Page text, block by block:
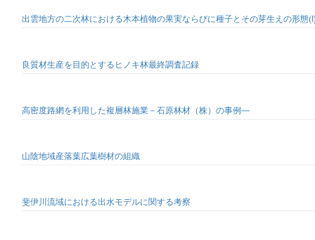
出雲地方の二次林における木本植物の果実ならびに種子とその芽生えの形態
良質材生産を目的とするヒノキ林最終調査記録
高密度路網を利用した複層林施業－石原林材（株）の事例―
山陰地域産落葉広葉樹材の組織
斐伊川流域における出水モデルに関する考察